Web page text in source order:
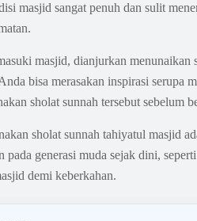
masjid sangat penuh dan sulit
masjid, dianjurkan
bisa merasakan inspirasi serupa
sholat sunnah tersebut sebelum
sholat sunnah tahiyatul masjid
pada generasi muda sejak dini,
demi keberkahan.